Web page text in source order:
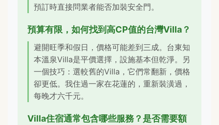
預訂時直接問業者能否加裝安全門。
預算有限，如何找到高CP值的台灣Villa？
避開旺季和假日，價格可能差到三成。台東知
本溫泉Villa是平價選擇，設施基本但乾淨。另
一個技巧：選較舊的Villa，它們常翻新，價格
卻更低。我住過一家在花蓮的，重新裝潢過，
每晚才六千元。
Villa住宿通常包含哪些服務？是否需要額